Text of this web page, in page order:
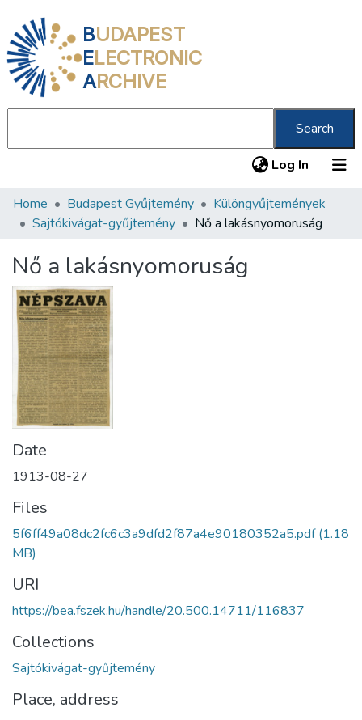
BUDAPEST
ELECTRONIC
ARCHIVE
Search
Log In (current)
Communities & Collections
Statistics
About us
Home Budapest Gyűjtemény
Különgyűjtemények
Sajtókivágat-gyűjtemény
Nő a lakásnyomoruság
Nő a lakásnyomoruság
Date
1913-08-27
Files
5f6ff49a08dc2fc6c3a9dfd2f87a4e90180352a5.pdf(1.18
MB)
URI
https://bea.fszek.hu/handle/20.500.14711/116837
Collections
Sajtókivágat-gyűjtemény
Place, address